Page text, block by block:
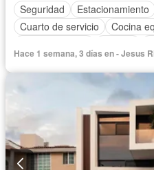
Seguridad
Estacionamiento
Cuarto de servicio
Cocina
Aire acondicionado
Agua
Televisión por cable
Asador
Recámara con closet
Conserje
Sin amueblar
Hace 1 semana, 3 días en - Jesus